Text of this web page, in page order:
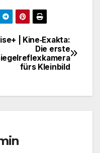
| Kine‑Exakta:
Die erste
fürs Kleinbild